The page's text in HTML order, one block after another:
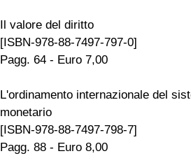
Il valore del diritto
[ISBN-978-88-7497-797-0]
Pagg. 64 - Euro 7,00
L'ordinamento internazionale del
monetario
[ISBN-978-88-7497-798-7]
Pagg. 88 - Euro 8,00